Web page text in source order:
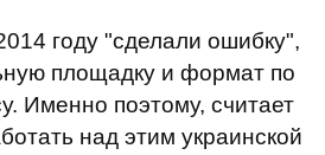
году "сделали ошибку",
площадку и формат по
Именно поэтому, считает
над этим украинской